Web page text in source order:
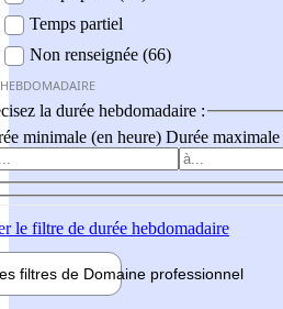
Temps partiel
Non renseignée (66)
la durée hebdomadaire :
minimale (en heure) Durée
le filtre de durée hebdomadaire
filtres de Domaine professionnel